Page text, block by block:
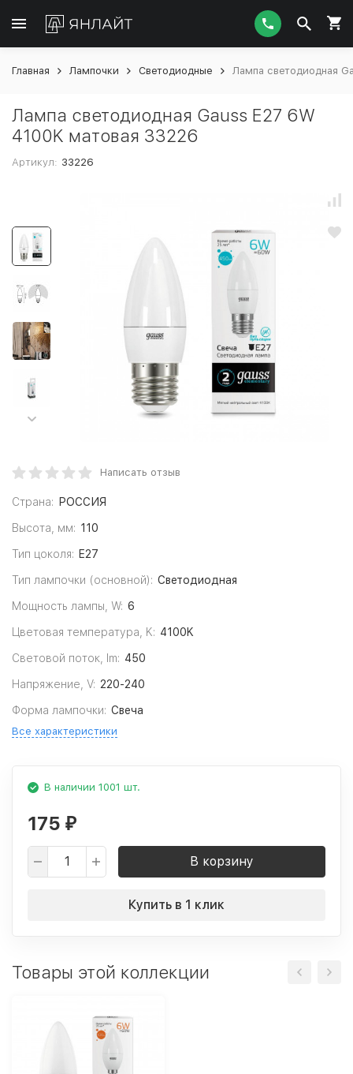
Главная Лампочки Светодиодные Лампа светодиодная
Лампа светодиодная Gauss E27 6W
4100K матовая 33226
Артикул: 33226
Написать отзыв
Страна: РОССИЯ
Высота, мм: 110
Тип цоколя: E27
Тип лампочки (основной): Светодиодная
Мощность лампы, W: 6
Цветовая температура, K: 4100K
Световой поток, lm: 450
Напряжение, V: 220-240
Форма лампочки: Свеча
Все характеристики
В наличии 1001 шт.
175 ₽
В корзину
Купить в 1 клик
Товары этой коллекции